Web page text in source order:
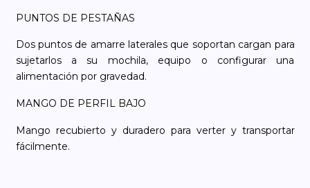
PUNTOS DE PESTAÑAS
Dos puntos de amarre laterales que soportan cargan para
sujetarlos a su mochila, equipo o configurar una
alimentación por gravedad.
MANGO DE PERFIL BAJO
Mango recubierto y duradero para verter y transportar
fácilmente.